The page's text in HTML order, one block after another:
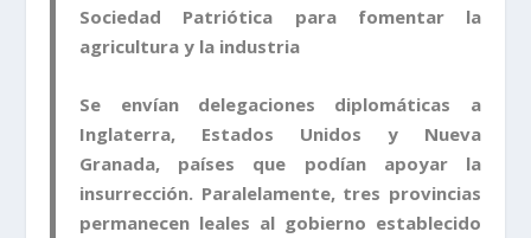
Sociedad Patriótica para fomentar la
agricultura y la industria
Se envían delegaciones diplomáticas a
Inglaterra, Estados Unidos y Nueva
Granada, países que podían apoyar la
insurrección. Paralelamente, tres provincias
permanecen leales al gobierno establecido